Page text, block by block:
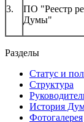
3.
ПО "Реестр
Думы"
Разделы
Статус и
Структура
История
Фотогалерея